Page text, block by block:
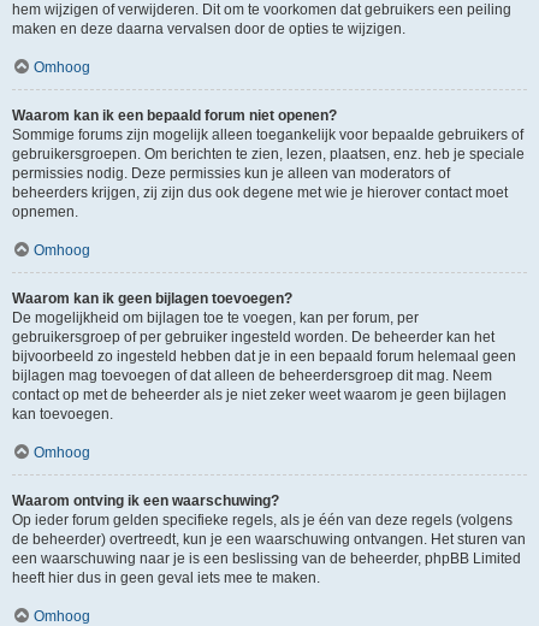
hem wijzigen of verwijderen. Dit om te voorkomen dat gebruikers een peiling
maken en deze daarna vervalsen door de opties te wijzigen.
Omhoog
Waarom kan ik een bepaald forum niet openen?
Sommige forums zijn mogelijk alleen toegankelijk voor bepaalde gebruikers of
gebruikersgroepen. Om berichten te zien, lezen, plaatsen, enz. heb je speciale
permissies nodig. Deze permissies kun je alleen van moderators of
beheerders krijgen, zij zijn dus ook degene met wie je hierover contact moet
opnemen.
Omhoog
Waarom kan ik geen bijlagen toevoegen?
De mogelijkheid om bijlagen toe te voegen, kan per forum, per
gebruikersgroep of per gebruiker ingesteld worden. De beheerder kan het
bijvoorbeeld zo ingesteld hebben dat je in een bepaald forum helemaal geen
bijlagen mag toevoegen of dat alleen de beheerdersgroep dit mag. Neem
contact op met de beheerder als je niet zeker weet waarom je geen bijlagen
kan toevoegen.
Omhoog
Waarom ontving ik een waarschuwing?
Op ieder forum gelden specifieke regels, als je één van deze regels (volgens
de beheerder) overtreedt, kun je een waarschuwing ontvangen. Het sturen van
een waarschuwing naar je is een beslissing van de beheerder, phpBB Limited
heeft hier dus in geen geval iets mee te maken.
Omhoog